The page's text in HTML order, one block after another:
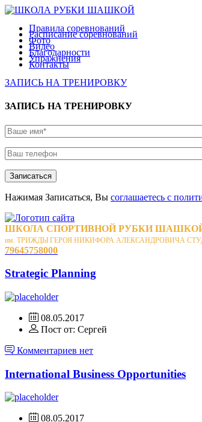
Правила соревнований
Расписание соревнований
Фото
Видео
Благодарности
Упражнения
Контакты
ЗАПИСЬ НА ТРЕНИРОВКУ
ЗАПИСЬ НА ТРЕНИРОВКУ
Записаться
Нажимая Записаться, Вы соглашаетесь с
ШКОЛА СПОРТИВНОЙ РУБКИ
им. ТРИЖДЫ ГЕРОЯ НИКИФОРА АЛЕКСАНДРОВИЧА
79645758000
Strategic Planning
08.05.2017
Пост от: Сергей
Комментариев нет
International Business Opportunities
08.05.2017